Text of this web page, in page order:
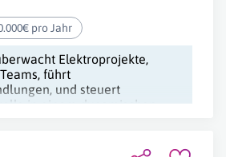
pro Jahr
Elektroprojekte,
führt
und steuert
in einem dynamischen